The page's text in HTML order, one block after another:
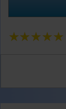
★★★★★